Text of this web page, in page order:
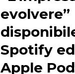
evolvere”
Spotify ed
Apple